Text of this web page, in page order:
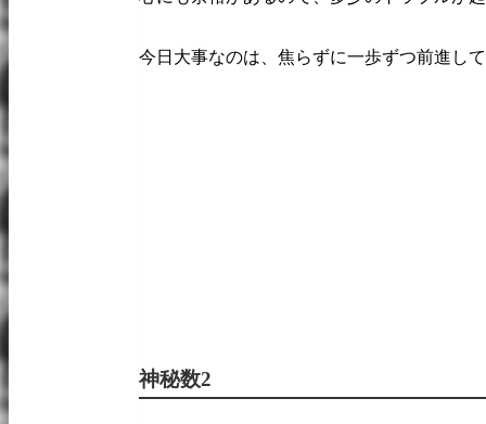
今日大事なのは、焦らずに一歩ずつ前進し
神秘数2